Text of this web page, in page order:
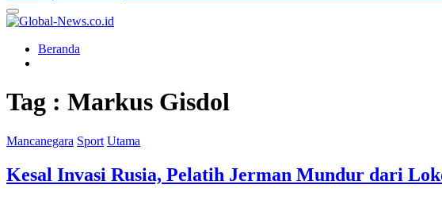
Primary
Menu
Beranda
Tag : Markus Gisdol
Mancanegara Sport Utama
Kesal Invasi Rusia, Pelatih Jerman Mundur dari